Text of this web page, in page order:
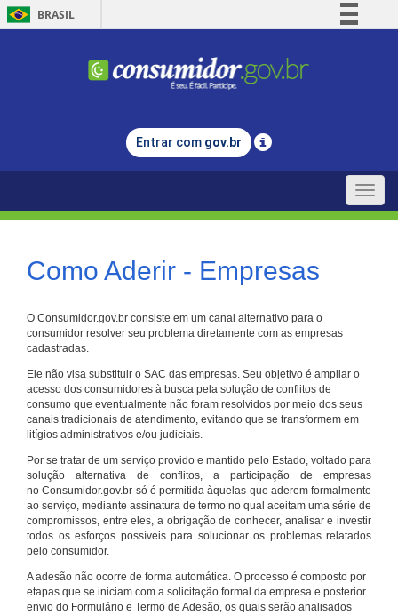
BRASIL
Comunica BR
Legislação
Entrar com gov.br
Toggle
Como Aderir - Empresas
O Consumidor.gov.br consiste em um canal alternativo para o
consumidor resolver seu problema diretamente com as empresas
cadastradas.
Ele não visa substituir o SAC das empresas. Seu objetivo é ampliar o
acesso dos consumidores à busca pela solução de conflitos de
consumo que eventualmente não foram resolvidos por meio dos seus
canais tradicionais de atendimento, evitando que se transformem em
litígios administrativos e/ou judiciais.
Por se tratar de um serviço provido e mantido pelo Estado, voltado para
solução alternativa de conflitos, a participação de empresas
no Consumidor.gov.br só é permitida àquelas que aderem formalmente
ao serviço, mediante assinatura de termo no qual aceitam uma série de
compromissos, entre eles, a obrigação de conhecer, analisar e investir
todos os esforços possíveis para solucionar os problemas relatados
pelo consumidor.
A adesão não ocorre de forma automática. O processo é composto por
etapas que se iniciam com a solicitação formal da empresa e posterior
envio do Formulário e Termo de Adesão, os quais serão analisados